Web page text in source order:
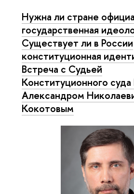
Нужна ли стране
государственная
Существует ли в России
конституционная
Встреча с Судьей
Конституционного
Александром
Кокотовым